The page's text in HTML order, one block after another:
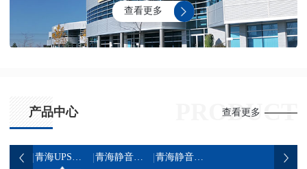
查看更多
产品中心 PRODUCT
查看更多
青海UPS不间断电源 青海静音发电机组 青海静音发电车